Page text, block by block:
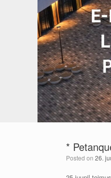
*
Posted on 26.